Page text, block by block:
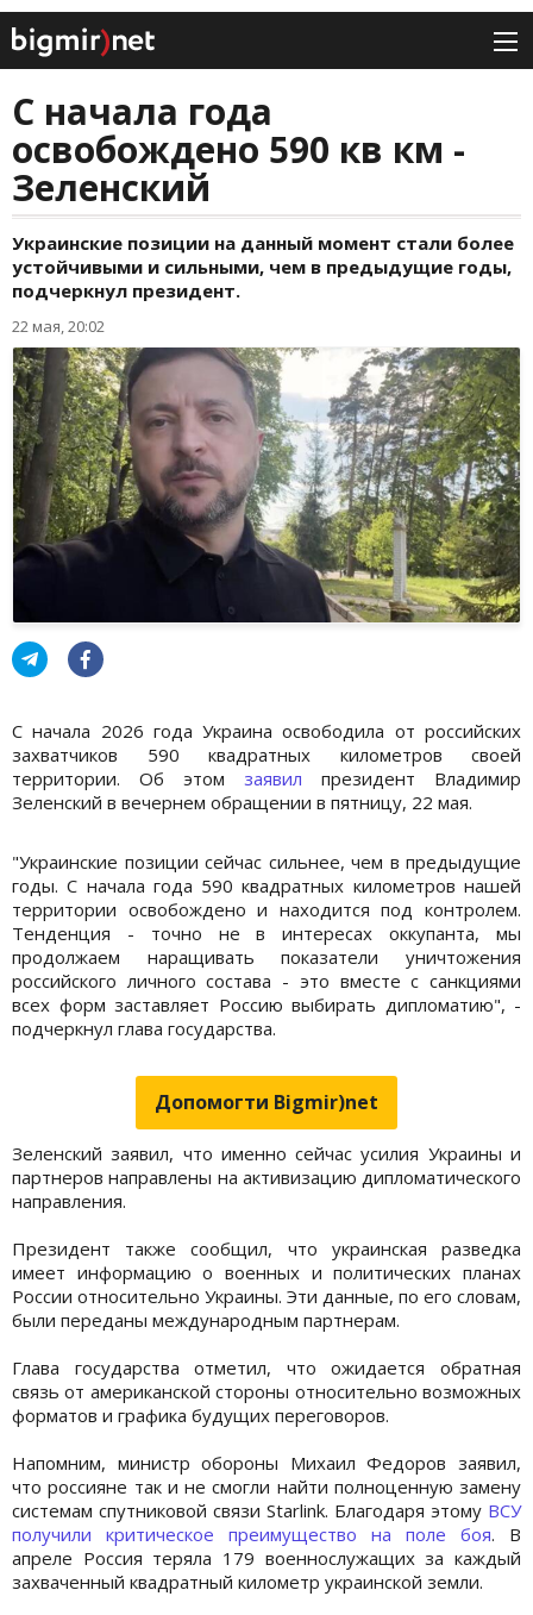
С начала года
освобождено 590 кв км -
Зеленский
Украинские позиции на данный момент стали более
устойчивыми и сильными, чем в предыдущие годы,
подчеркнул президент.
22 мая, 20:02
С начала 2026 года Украина освободила от российских
захватчиков 590 квадратных километров своей
территории. Об этом заявил президент Владимир
Зеленский в вечернем обращении в пятницу, 22 мая.
"Украинские позиции сейчас сильнее, чем в предыдущие
годы. С начала года 590 квадратных километров нашей
территории освобождено и находится под контролем.
Тенденция - точно не в интересах оккупанта, мы
продолжаем наращивать показатели уничтожения
российского личного состава - это вместе с санкциями
всех форм заставляет Россию выбирать дипломатию", -
подчеркнул глава государства.
Допомогти Bigmir)net
Зеленский заявил, что именно сейчас усилия Украины и
партнеров направлены на активизацию дипломатического
направления.
Президент также сообщил, что украинская разведка
имеет информацию о военных и политических планах
России относительно Украины. Эти данные, по его словам,
были переданы международным партнерам.
Глава государства отметил, что ожидается обратная
связь от американской стороны относительно возможных
форматов и графика будущих переговоров.
Напомним, министр обороны Михаил Федоров заявил,
что россияне так и не смогли найти полноценную замену
системам спутниковой связи Starlink. Благодаря этому ВСУ
получили критическое преимущество на поле боя. В
апреле Россия теряла 179 военнослужащих за каждый
захваченный квадратный километр украинской земли.